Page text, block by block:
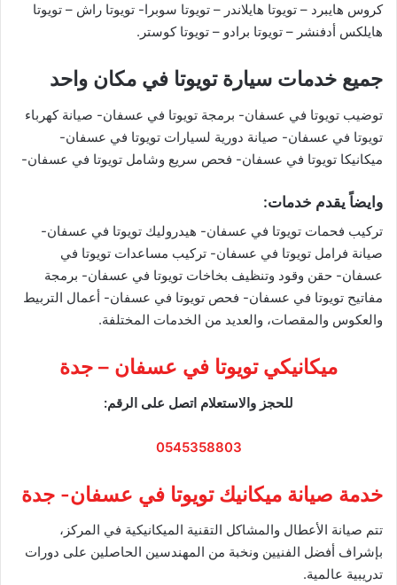
كروس هايبرد – تويوتا هايلاندر – تويوتا سوبرا- تويوتا راش – تويوتا
هايلكس أدفنشر – تويوتا برادو – تويوتا كوستر.
جميع خدمات سيارة تويوتا في مكان واحد
توضيب تويوتا في عسفان- برمجة تويوتا في عسفان- صيانة كهرباء
تويوتا في عسفان- صيانة دورية لسيارات تويوتا في عسفان-
ميكانيكا تويوتا في عسفان- فحص سريع وشامل تويوتا في عسفان-
وايضاً يقدم خدمات:
تركيب فحمات تويوتا في عسفان- هيدروليك تويوتا في عسفان-
صيانة فرامل تويوتا في عسفان- تركيب مساعدات تويوتا في
عسفان- حقن وقود وتنظيف بخاخات تويوتا في عسفان- برمجة
مفاتيح تويوتا في عسفان- فحص تويوتا في عسفان- أعمال التربيط
والعكوس والمقصات، والعديد من الخدمات المختلفة.
ميكانيكي تويوتا في عسفان – جدة
للحجز والاستعلام اتصل على الرقم:
0545358803
خدمة صيانة ميكانيك تويوتا في عسفان- جدة
تتم صيانة الأعطال والمشاكل التقنية الميكانيكية في المركز،
بإشراف أفضل الفنيين ونخبة من المهندسين الحاصلين على دورات
تدريبية عالمية.